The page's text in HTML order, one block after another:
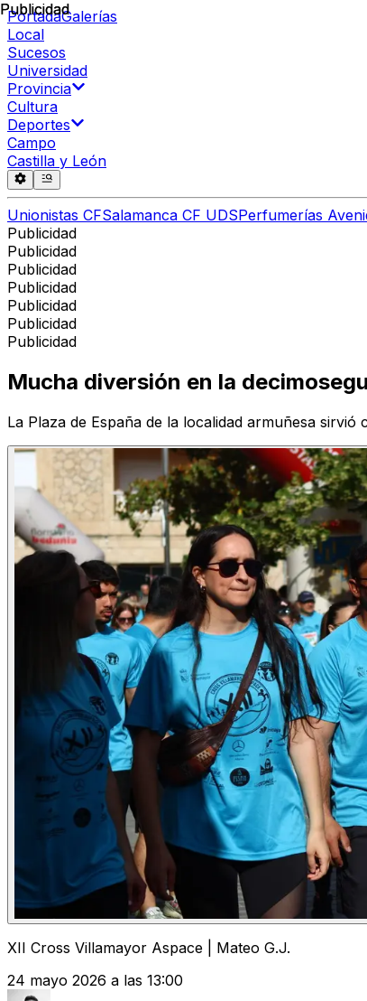
PortadaGalerías
Local
Sucesos
Universidad
Provincia
Cultura
Deportes
Campo
Castilla y León
Unionistas CFSalamanca CF UDSPerfumerías
Publicidad
Publicidad
Publicidad
Publicidad
Publicidad
Publicidad
Publicidad
Publicidad
Mucha diversión en la
La Plaza de España de la localidad armuñesa
XII Cross Villamayor Aspace | Mateo G.J.
24 mayo 2026 a las 13:00
Publicidad